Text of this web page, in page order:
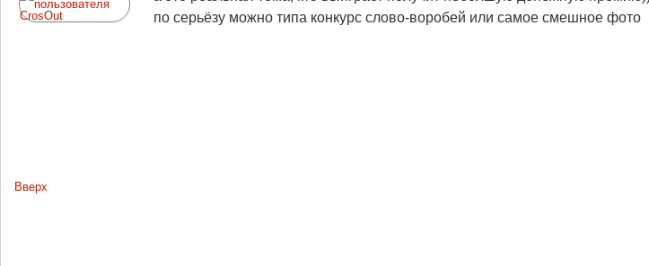
по серьёзу можно типа конкурс слово-воробей или самое смешное фото
Вверх